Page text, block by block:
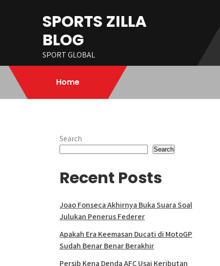
SPORTS ZILLA
BLOG
SPORT GLOBAL
Home
Search
Search
Recent Posts
Joao Fonseca Akhirnya Buka Suara Soal
Julukan Penerus Federer
Apakah Era Keemasan Ducati di MotoGP
Sudah Benar Benar Berakhir
Persib Kena Denda AFC Usai Keributan